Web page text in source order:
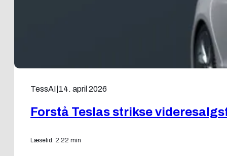
TessAI 14. april 2026
Forstå Teslas strikse
Læsetid: 2:22 min